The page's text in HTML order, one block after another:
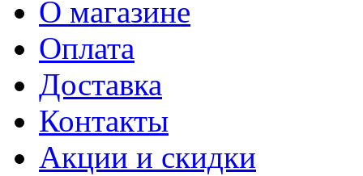
О магазине
Оплата
Доставка
Контакты
Акции и скидки